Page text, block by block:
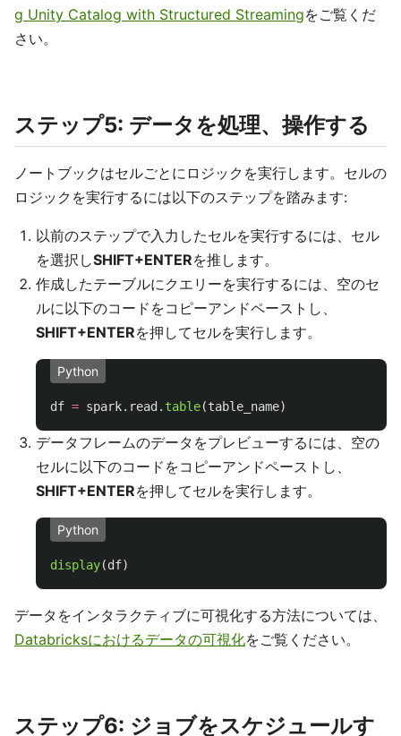
g Unity Catalog with Structured Streamingをご覧くだ
さい。
ステップ5: データを処理、操作する
ノートブックはセルごとにロジックを実行します。セルの
ロジックを実行するには以下のステップを踏みます:
以前のステップで入力したセルを実行するには、セル
を選択しSHIFT+ENTERを推します。
作成したテーブルにクエリーを実行するには、空のセ
ルに以下のコードをコピーアンドペーストし、
SHIFT+ENTERを押してセルを実行します。
Python
df = spark. read . table(table_name)
データフレームのデータをプレビューするには、空の
セルに以下のコードをコピーアンドペーストし、
SHIFT+ENTERを押してセルを実行します。
Python
display(df)
データをインタラクティブに可視化する方法については、
Databricksにおけるデータの可視化をご覧ください。
ステップ6: ジョブをスケジュールす